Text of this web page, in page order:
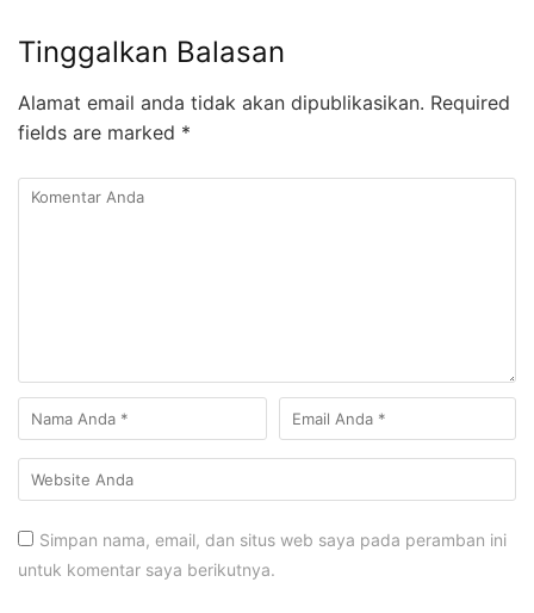
Tinggalkan Balasan
Alamat email anda tidak akan dipublikasikan. Required
fields are marked *
Simpan nama, email, dan situs web saya pada peramban ini
untuk komentar saya berikutnya.